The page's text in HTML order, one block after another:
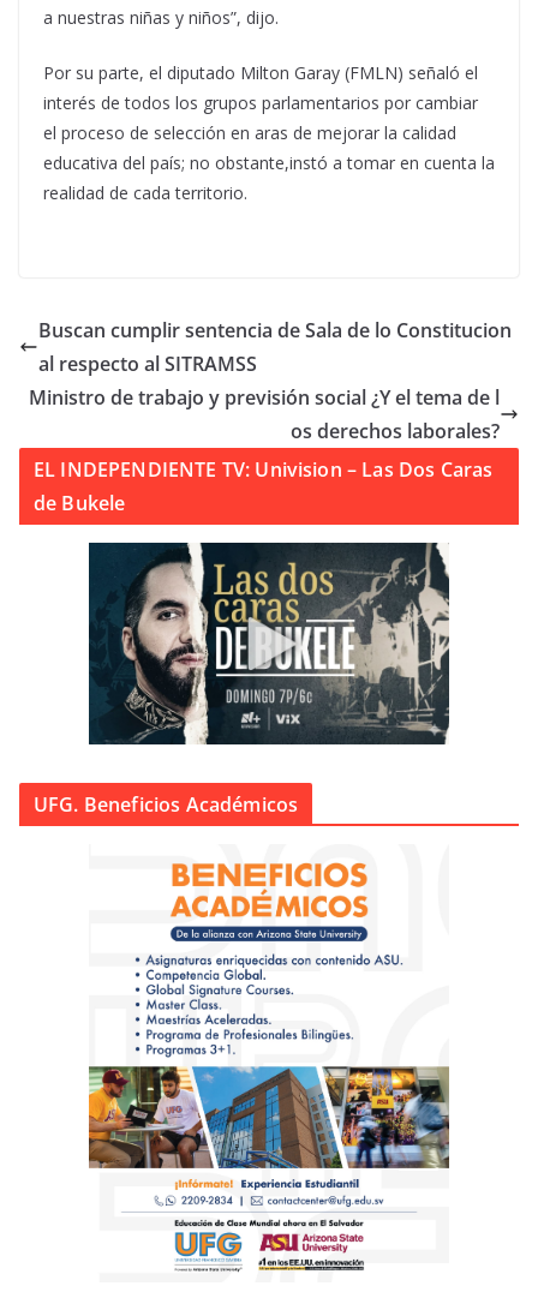
a nuestras niñas y niños”, dijo.
Por su parte, el diputado Milton Garay (FMLN) señaló el
interés de todos los grupos parlamentarios por cambiar
el proceso de selección en aras de mejorar la calidad
educativa del país; no obstante,instó a tomar en cuenta la
realidad de cada territorio.
Buscan cumplir sentencia de Sala de lo Constitucion
al respecto al SITRAMSS
Ministro de trabajo y previsión social ¿Y el tema de l
os derechos laborales?
EL INDEPENDIENTE TV: Univision – Las Dos Caras
de Bukele
UFG. Beneficios Académicos